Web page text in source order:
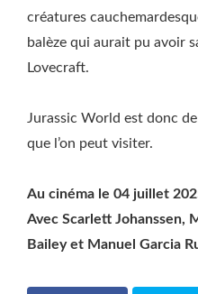
créatures
balèze qui aurait pu avoir
Lovecraft.
Jurassic World est donc
que l’on peut visiter.
Au cinéma le 04 juillet
Avec Scarlett Johanssen,
Bailey et Manuel Garcia